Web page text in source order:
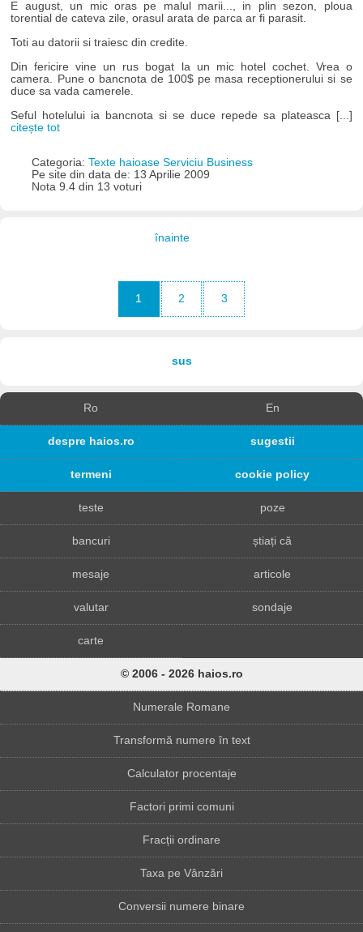
E august, un mic oras pe malul marii..., in plin sezon, ploua
torential de cateva zile, orasul arata de parca ar fi parasit.
Toti au datorii si traiesc din credite.
Din fericire vine un rus bogat la un mic hotel cochet. Vrea o
camera. Pune o bancnota de 100$ pe masa receptionerului si se
duce sa vada camerele.
Seful hotelului ia bancnota si se duce repede sa plateasca [...]
citește tot
Categoria: Texte haioase Serviciu Business
Pe site din data de: 13 Aprilie 2009
Nota 9.4 din 13 voturi
înainte
1 2 3
sus
Ro En
despre haios.ro sugestii
termeni cookie policy
teste poze
bancuri știați că
mesaje articole
valutar sondaje
carte
© 2006 - 2026 haios.ro
Numerale Romane
Transformă numere în text
Calculator procentaje
Factori primi comuni
Fracții ordinare
Taxa pe Vânzări
Conversii numere binare